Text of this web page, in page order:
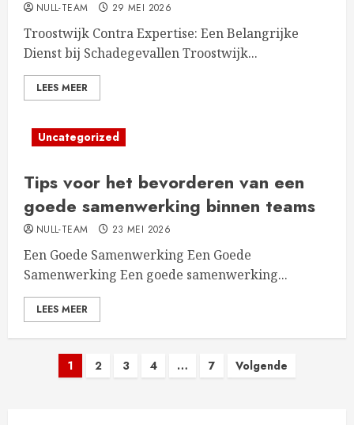
NULL-TEAM 29 MEI 2026
Troostwijk Contra Expertise: Een Belangrijke
Dienst bij Schadegevallen Troostwijk...
LEES MEER
Uncategorized
Tips voor het bevorderen van een
goede samenwerking binnen teams
NULL-TEAM 23 MEI 2026
Een Goede Samenwerking Een Goede
Samenwerking Een goede samenwerking...
LEES MEER
Berichten
1 2 3 4 … 7 Volgende